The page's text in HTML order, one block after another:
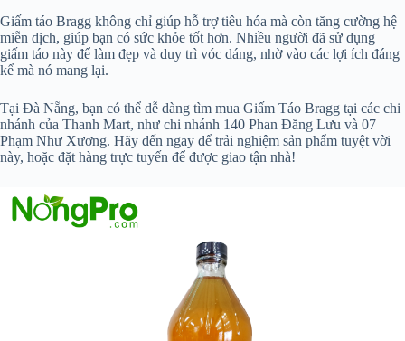
Giấm táo Bragg không chỉ giúp hỗ trợ tiêu hóa mà còn tăng cường hệ
miễn dịch, giúp bạn có sức khỏe tốt hơn. Nhiều người đã sử dụng
giấm táo này để làm đẹp và duy trì vóc dáng, nhờ vào các lợi ích đáng
kể mà nó mang lại.
Tại Đà Nẵng, bạn có thể dễ dàng tìm mua Giấm Táo Bragg tại các chi
nhánh của Thanh Mart, như chi nhánh 140 Phan Đăng Lưu và 07
Phạm Như Xương. Hãy đến ngay để trải nghiệm sản phẩm tuyệt vời
này, hoặc đặt hàng trực tuyến để được giao tận nhà!